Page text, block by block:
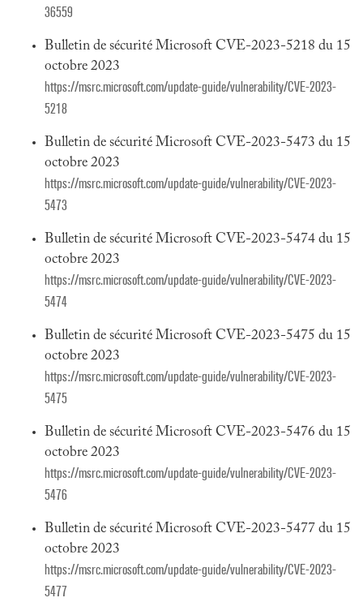
36559
Bulletin de sécurité Microsoft CVE-2023-5218 du 15
octobre 2023
https://msrc.microsoft.com/update-guide/vulnerability/CVE-2023-
5218
Bulletin de sécurité Microsoft CVE-2023-5473 du 15
octobre 2023
https://msrc.microsoft.com/update-guide/vulnerability/CVE-2023-
5473
Bulletin de sécurité Microsoft CVE-2023-5474 du 15
octobre 2023
https://msrc.microsoft.com/update-guide/vulnerability/CVE-2023-
5474
Bulletin de sécurité Microsoft CVE-2023-5475 du 15
octobre 2023
https://msrc.microsoft.com/update-guide/vulnerability/CVE-2023-
5475
Bulletin de sécurité Microsoft CVE-2023-5476 du 15
octobre 2023
https://msrc.microsoft.com/update-guide/vulnerability/CVE-2023-
5476
Bulletin de sécurité Microsoft CVE-2023-5477 du 15
octobre 2023
https://msrc.microsoft.com/update-guide/vulnerability/CVE-2023-
5477